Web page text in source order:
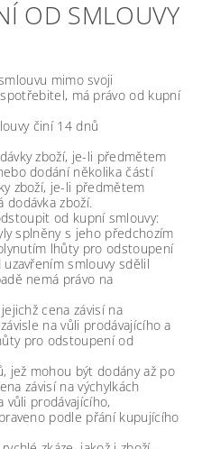
OD SMLOUVY
mimo svoji
má právo od kupní
činí 14 dnů
zboží, je-li předmětem
dodání několika částí
zboží, je-li předmětem
dodávka zboží.
od kupní smlouvy:
splněny s jeho předchozím
lhůty pro odstoupení
smlouvy sdělil
nemá právo na
cena závisí na
na vůli prodávajícího a
pro odstoupení od
jež mohou být dodány až po
závisí na výchylkách
vůli prodávajícího,
podle přání kupujícího